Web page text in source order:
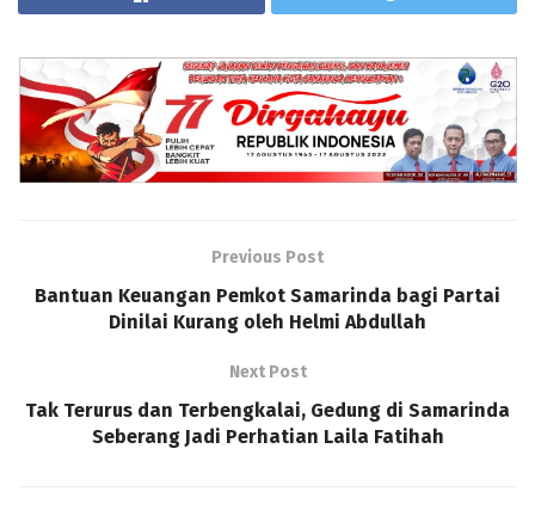
Previous Post
Bantuan Keuangan Pemkot Samarinda bagi Partai
Dinilai Kurang oleh Helmi Abdullah
Next Post
Tak Terurus dan Terbengkalai, Gedung di Samarinda
Seberang Jadi Perhatian Laila Fatihah